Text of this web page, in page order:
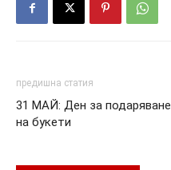
предишна статия
31 МАЙ: Ден за подаряване
на букети